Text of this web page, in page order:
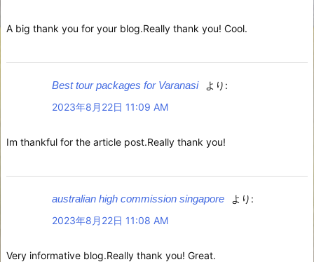
A big thank you for your blog.Really thank you! Cool.
Best tour packages for Varanasi
より:
2023年8月22日 11:09 AM
Im thankful for the article post.Really thank you!
australian high commission singapore
より:
2023年8月22日 11:08 AM
Very informative blog.Really thank you! Great.